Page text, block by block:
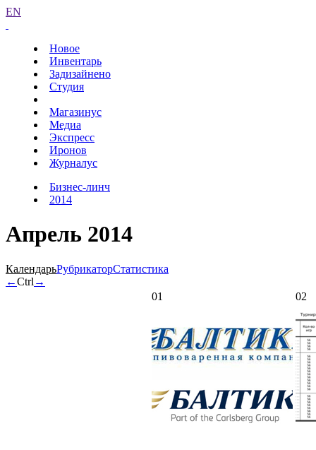
EN
Новое
Инвентарь
Задизайнено
Студия
Магазинус
Медиа
Экспресс
Иронов
Журналус
Бизнес-линч
2014
Апрель 2014
КалендарьРубрикаторСтатистика
←Ctrl →
01
02